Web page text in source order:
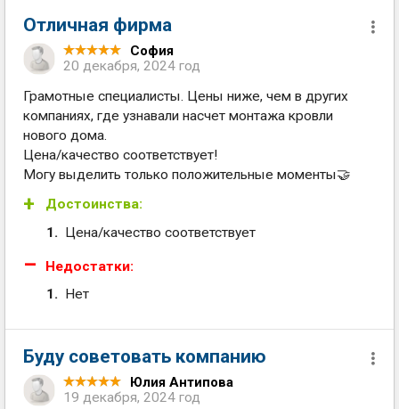
Отличная фирма
София
20 декабря, 2024 год
Грамотные специалисты. Цены ниже, чем в других
компаниях, где узнавали насчет монтажа кровли
нового дома.
Цена/качество соответствует!
Могу выделить только положительные моменты🤝
Достоинства:
Цена/качество соответствует
Недостатки:
Нет
Буду советовать компанию
Юлия Антипова
19 декабря, 2024 год